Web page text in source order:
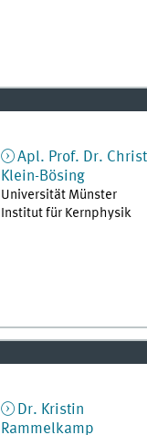
Apl. Prof. Dr.
Klein-Bösing
Universität Münster
Institut für Kernphysik
Dr. Kristin
Rammelkamp